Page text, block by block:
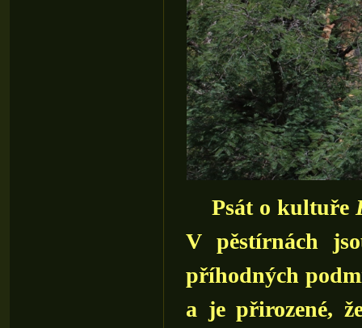
Psát o kultuře
V pěstírnách
příhodných
a je přirozené,